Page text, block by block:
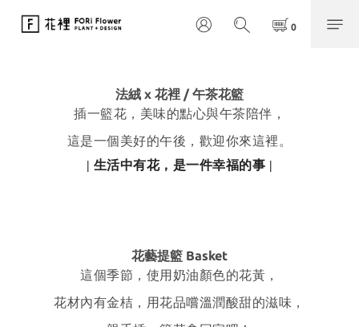
法絨 x 花裡 / 午茶花籃
插一籃花，美味的點心與午茶陪伴，
這是一個美好的午後，歡迎你來這裡。
| 生活中有花，是一件幸福的事 |
花藝提籃 Basket
這個季節，使用奶油顏色的花黃，
花材內有金桔，用花品嚐溫潤酸甜的滋味，